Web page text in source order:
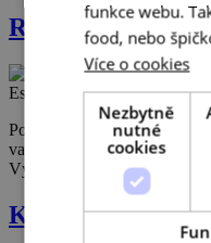
Restaurant Essens
Podnik s hvězdou
valtického areálu podávají
Výhradně regionální …
Kyjovský pivovar
funkce webu.
food, nebo
Více o cookies
Nezbytně
nutné
cookies